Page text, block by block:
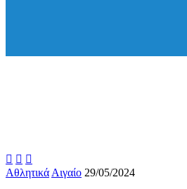
  
Αθλητικά Αιγαίο 29/05/2024